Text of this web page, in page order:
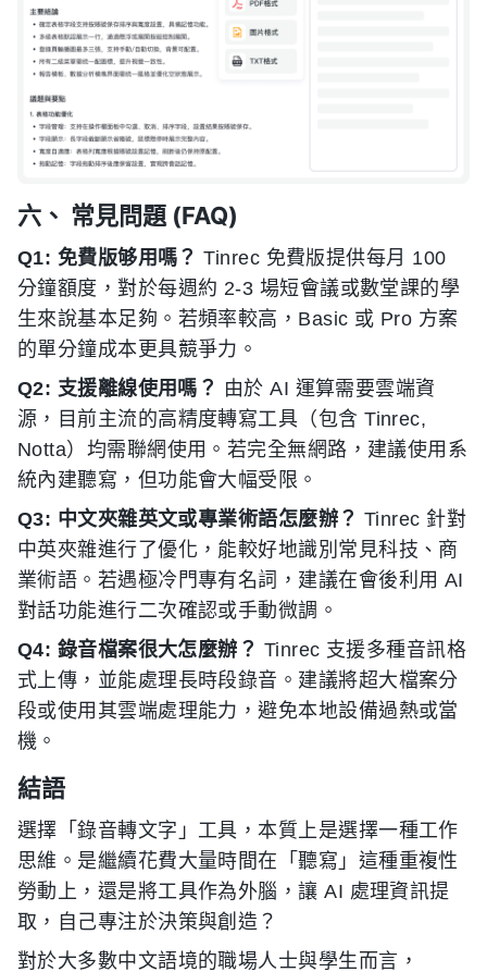
六、 常見問題 (FAQ)
Q1: 免費版够用嗎？ Tinrec 免費版提供每月 100
分鐘額度，對於每週約 2-3 場短會議或數堂課的學
生來說基本足夠。若頻率較高，Basic 或 Pro 方案
的單分鐘成本更具競爭力。
Q2: 支援離線使用嗎？ 由於 AI 運算需要雲端資
源，目前主流的高精度轉寫工具（包含 Tinrec,
Notta）均需聯網使用。若完全無網路，建議使用系
統內建聽寫，但功能會大幅受限。
Q3: 中文夾雜英文或專業術語怎麼辦？ Tinrec 針對
中英夾雜進行了優化，能較好地識別常見科技、商
業術語。若遇極冷門專有名詞，建議在會後利用 AI
對話功能進行二次確認或手動微調。
Q4: 錄音檔案很大怎麼辦？ Tinrec 支援多種音訊格
式上傳，並能處理長時段錄音。建議將超大檔案分
段或使用其雲端處理能力，避免本地設備過熱或當
機。
結語
選擇「錄音轉文字」工具，本質上是選擇一種工作
思維。是繼續花費大量時間在「聽寫」這種重複性
勞動上，還是將工具作為外腦，讓 AI 處理資訊提
取，自己專注於決策與創造？
對於大多數中文語境的職場人士與學生而言，